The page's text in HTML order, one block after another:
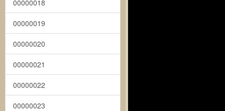
00000018
00000019
00000020
00000021
00000022
00000023